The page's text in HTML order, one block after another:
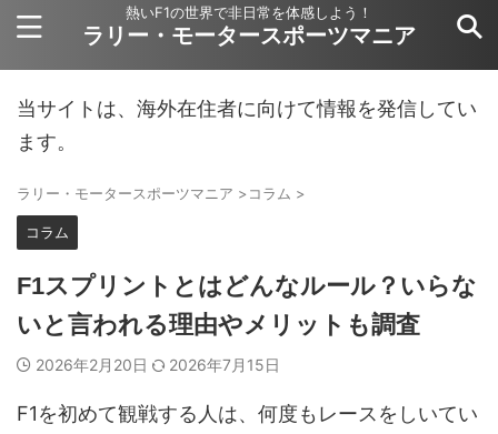
熱いF1の世界で非日常を体感しよう！
ラリー・モータースポーツマニア
当サイトは、海外在住者に向けて情報を発信してい
ます。
ラリー・モータースポーツマニア >コラム >
コラム
F1スプリントとはどんなルール？いらな
いと言われる理由やメリットも調査
2026年2月20日 2026年7月15日
F1を初めて観戦する人は、何度もレースをしいてい